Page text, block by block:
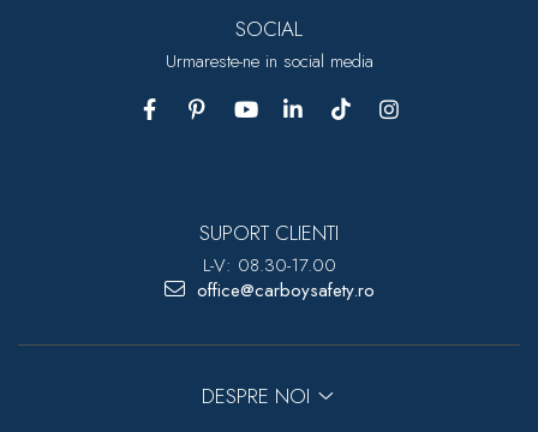
SOCIAL
Urmareste-ne in social media
SUPORT CLIENTI
L-V: 08.30-17.00
office@carboysafety.ro
DESPRE NOI